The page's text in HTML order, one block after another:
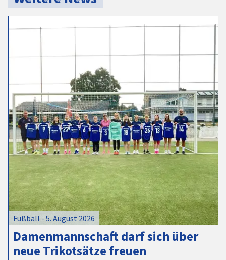
Fußball - 5. August 2026
Damenmannschaft darf sich über
neue Trikotsätze freuen